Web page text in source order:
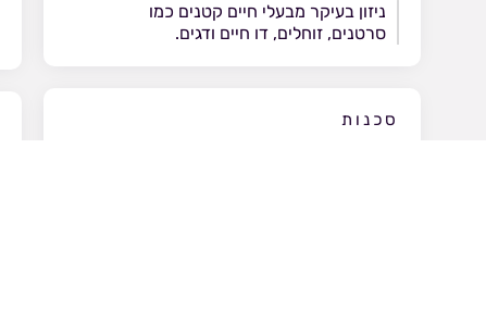
ניזון בעיקר מבעלי חיים קטנים כמו
סרטנים, זוחלים, דו חיים ודגים.
סכנות